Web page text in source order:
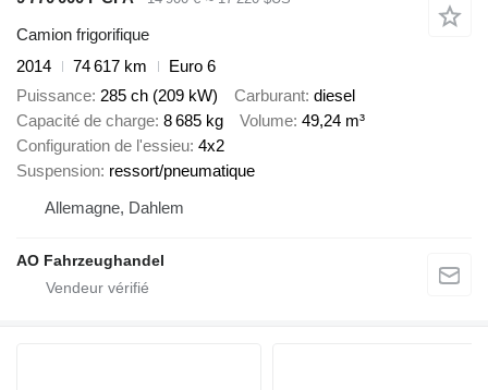
Camion frigorifique
2014
74 617 km
Euro 6
Puissance 285 ch (209 kW) Carburant diesel
Capacité de charge 8 685 kg Volume 49,24 m³
Configuration de l'essieu 4x2
Suspension ressort/pneumatique
Allemagne, Dahlem
AO Fahrzeughandel